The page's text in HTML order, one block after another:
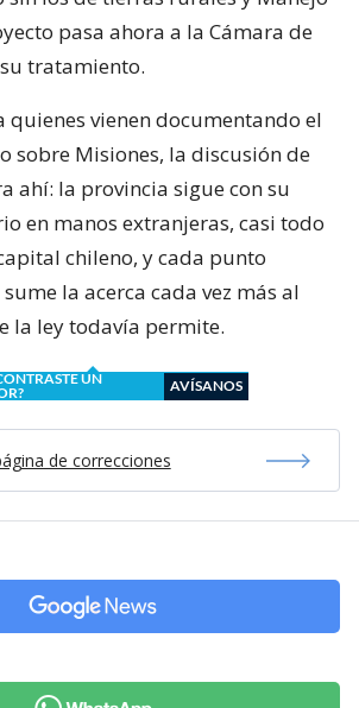
pasa ahora a la Cámara de
tratamiento.
quienes vienen documentando el
sobre Misiones, la discusión de
ahí: la provincia sigue con su
en manos extranjeras, casi todo
chileno, y cada punto
la acerca cada vez más al
la ley todavía permite.
UN
AVÍSANOS
de correcciones